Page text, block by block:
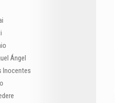
Ángel
Inocentes